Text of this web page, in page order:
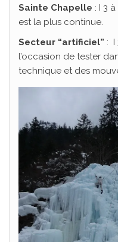
Sainte Chapelle : I 3
est la plus continue.
Secteur “artificiel” : I
l’occasion de tester
technique et des